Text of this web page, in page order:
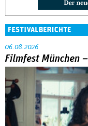
FESTIVALBERICHTE
06.08.2026
Filmfest München